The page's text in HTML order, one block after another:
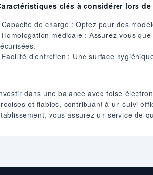
clés à considérer lors
de charge : Optez pour des
médicale : Assurez-vous
d'entretien : Une surface
dans une balance avec toise
et fiables, contribuant à un suivi
vous assurez un service de